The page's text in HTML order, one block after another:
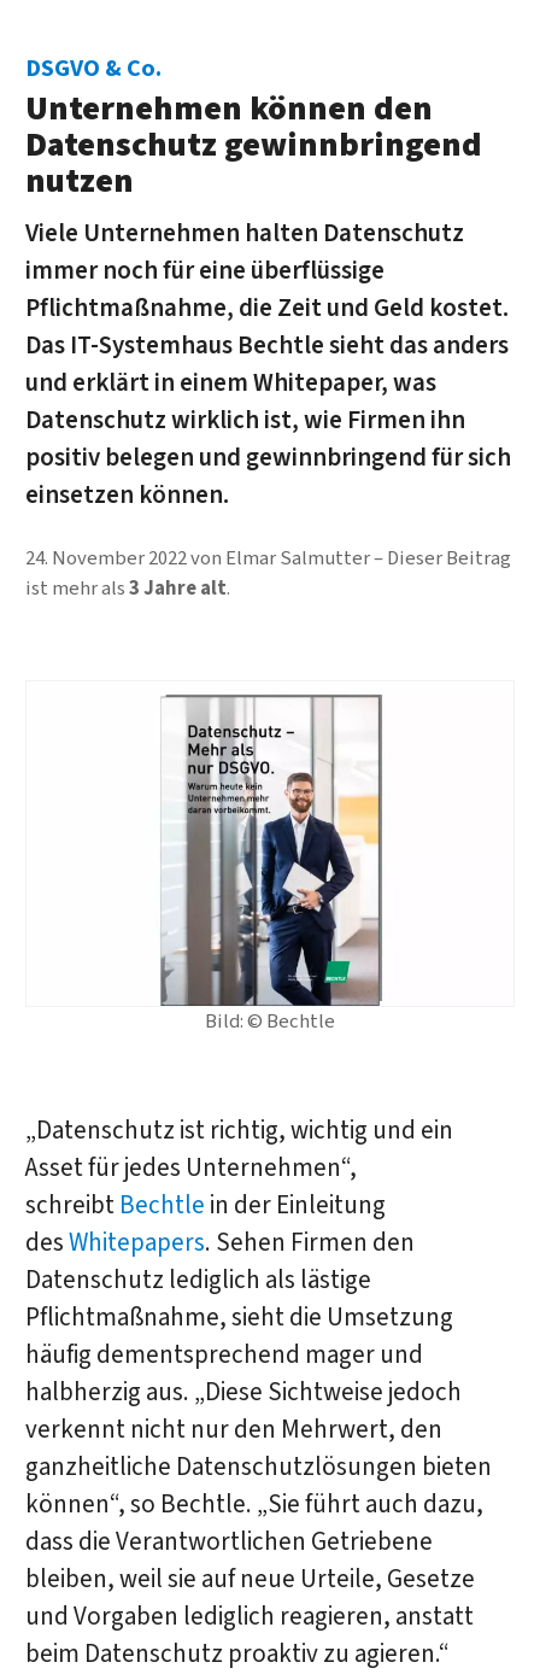
Bild: © Bechtle
DSGVO & Co.
Unternehmen können den
Datenschutz gewinnbringend
nutzen
Viele Unternehmen halten Datenschutz
immer noch für eine überflüssige
Pflichtmaßnahme, die Zeit und Geld kostet.
Das IT-Systemhaus Bechtle sieht das anders
und erklärt in einem Whitepaper, was
Datenschutz wirklich ist, wie Firmen ihn
positiv belegen und gewinnbringend für sich
einsetzen können.
24. November 2022von Elmar Salmutter
Dieser Beitrag
ist mehr als3 Jahre alt.
„Datenschutz ist richtig, wichtig und ein
Asset für jedes Unternehmen“,
schreibt Bechtle in der Einleitung
desWhitepapers. Sehen Firmen den
Datenschutz lediglich als lästige
Pflichtmaßnahme, sieht die Umsetzung
häufig dementsprechend mager und
halbherzig aus. „Diese Sichtweise jedoch
verkennt nicht nur den Mehrwert, den
ganzheitliche Datenschutzlösungen bieten
können“, so Bechtle. „Sie führt auch dazu,
dass die Verantwortlichen Getriebene
bleiben, weil sie auf neue Urteile, Gesetze
und Vorgaben lediglich reagieren, anstatt
beim Datenschutz proaktiv zu agieren.“